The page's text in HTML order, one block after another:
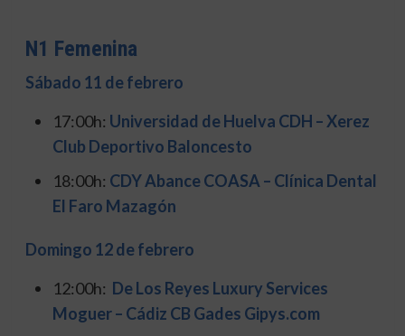
N1 Femenina
Sábado 11 de febrero
17:00h: Universidad de Huelva CDH – Xerez
Club Deportivo Baloncesto
18:00h: CDY Abance COASA – Clínica Dental
El Faro Mazagón
Domingo 12 de febrero
12:00h: De Los Reyes Luxury Services
Moguer – Cádiz CB Gades Gipys.com